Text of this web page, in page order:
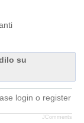
su
login o register
JComments